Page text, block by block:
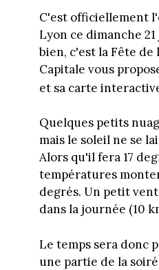
C'est officiellement
Lyon ce dimanche
bien, c'est la Fête de
Capitale vous
et sa carte
Quelques petits
mais le soleil ne se
Alors qu'il fera 17
températures
degrés. Un petit
dans la journée (10
Le temps sera donc
une partie de la